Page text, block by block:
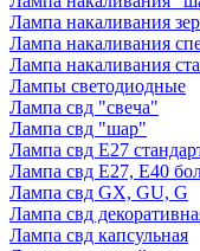
Лампа накаливания
Лампа накаливания
Лампа накаливания
Лампы светодиодные
Лампа свд "свеча"
Лампа свд "шар"
Лампа свд E27
Лампа свд E27, Е40
Лампа свд GX, GU, G
Лампа свд
Лампа свд капсульная